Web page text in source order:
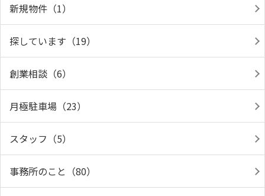
新規物件（1）
探しています（19）
創業相談（6）
月極駐車場（23）
スタッフ（5）
事務所のこと（80）